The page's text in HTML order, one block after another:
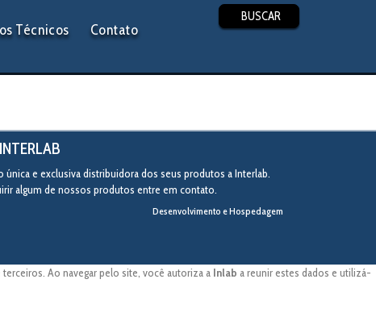
BUSCAR
Técnicos Contato
única e exclusiva distribuidora dos seus produtos a Interlab.
algum de nossos produtos entre em contato.
Desenvolvimento e Hospedagem
Ao navegar pelo site, você autoriza a Inlab a reunir estes dados e utilizá-